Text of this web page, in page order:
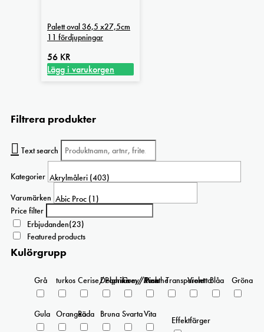
olika
alternativen
kan
väljas
Palett oval 36,5 x27,5cm
11 fördjupningar
56 KR
Lägg i varukorgen
Filtrera produkter
Text search
Kategorier
Varumärken
Price filter
Erbjudanden(23)
Featured products
Kulörgrupp
Grå turkos Cerise/Paprika
Delphinium/Menthe
Grey/Pink
Rosa Transparent
ViolettaBlåa Gröna
Gula OrangeaRöda Bruna SvartaVita
Effektfärger